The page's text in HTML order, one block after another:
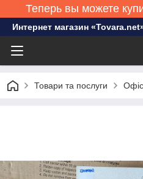
Теперь вы можете
Интернет магазин
Товари та послуги Офіс